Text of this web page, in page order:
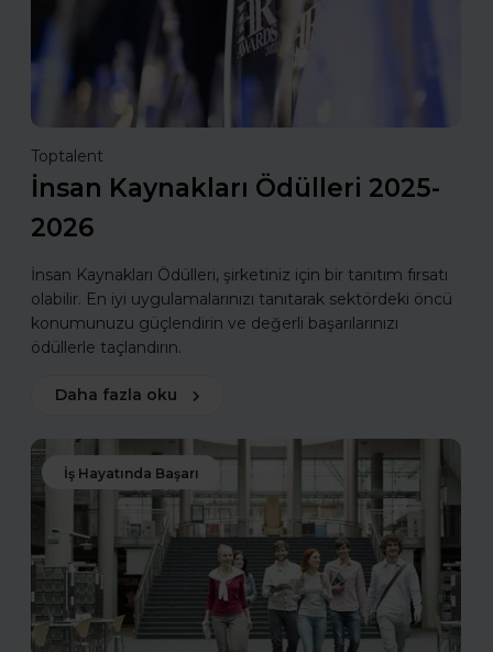
Toptalent
İnsan Kaynakları Ödülleri 2025-
2026
İnsan Kaynakları Ödülleri, şirketiniz için bir tanıtım fırsatı
olabilir. En iyi uygulamalarınızı tanıtarak sektördeki öncü
konumunuzu güçlendirin ve değerli başarılarınızı
ödüllerle taçlandırın.
Daha fazla oku
İş Hayatında Başarı